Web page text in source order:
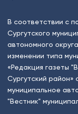
В соответствии с
Сургутского
автономного
изменении типа
«Редакция газеты
Сургутский район»
муниципальное
"Вестник"